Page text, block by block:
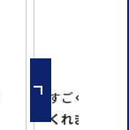
すごく良かっ
くれました。